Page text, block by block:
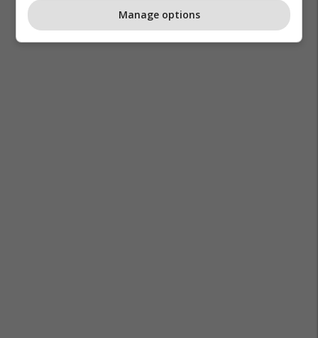
Manage options